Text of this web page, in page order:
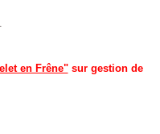
en Frêne" sur gestion de